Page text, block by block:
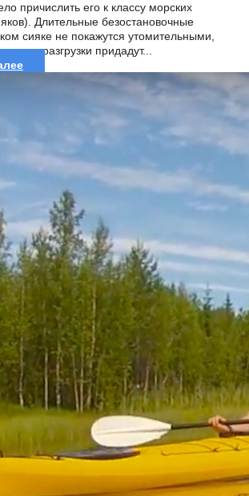
причислить его к классу морских
Длительные безостановочные
сияке не покажутся утомительными,
и разгрузки придадут...